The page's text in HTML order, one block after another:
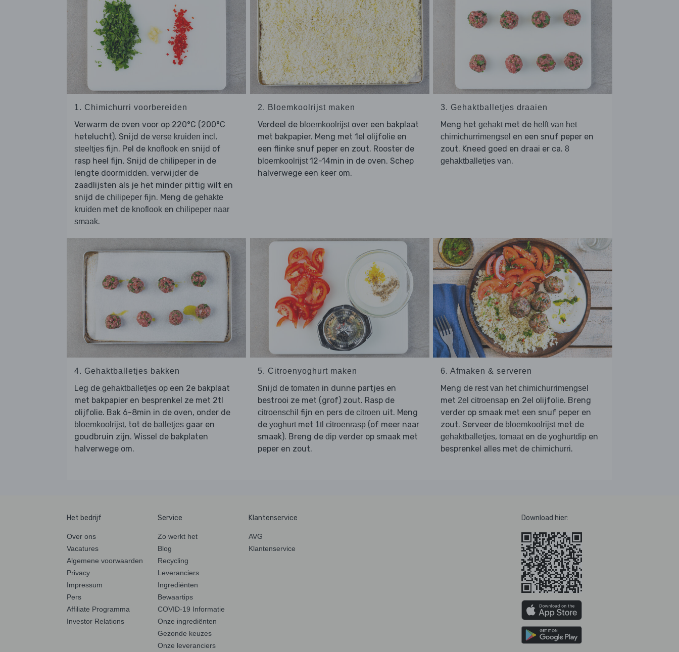
1. Chimichurri voorbereiden
Verwarm de oven voor op 220°C (200°C
hetelucht). Snijd de verse kruiden incl.
steeltjes fijn. Pel de knoflook en snijd of
rasp heel fijn. Snijd de chilipeper in de
lengte doormidden, verwijder de
zaadlijsten als je het minder pittig wilt en
snijd de chilipeper fijn. Meng de gehakte
kruiden met de knoflook en chilipeper naar
smaak.
2. Bloemkoolrijst maken
Verdeel de bloemkoolrijstover een bakplaat
met bakpapier. Meng met 1el olijfolie en
een flinke snuf peper en zout. Rooster de
bloemkoolrijst12-14min in de oven. Schep
halverwege een keer om.
3. Gehaktballetjes draaien
Meng het gehaktmet de helft van het
chimichurrimengsel en een snuf peper en
zout. Kneed goed en draai er ca. 8
gehaktballetjes van.
4. Gehaktballetjes bakken
Leg de gehaktballetjes op een 2e bakplaat
met bakpapier en besprenkel ze met 2tl
olijfolie. Bak 6-8min in de oven, onder de
bloemkoolrijst, tot de balletjes gaar en
goudbruin zijn. Wissel de bakplaten
halverwege om.
5. Citroenyoghurt maken
Snijd de tomaten in dunne partjes en
bestrooi ze met (grof) zout. Rasp de
citroenschil fijn en pers de citroen uit. Meng
de yoghurtmet 1tl citroenrasp(of meer naar
smaak). Breng de dipverder op smaak met
peper en zout.
6. Afmaken & serveren
Meng de rest van het chimichurrimengsel
met 2el citroensap en 2el olijfolie. Breng
verder op smaak met een snuf peper en
zout. Serveer de bloemkoolrijst met de
gehaktballetjes, tomaat en de yoghurtdip en
besprenkel alles met de chimichurri.
Het bedrijf
Over ons
Vacatures
Algemene voorwaarden
Privacy
Impressum
Pers
Affiliate Programma
Investor Relations
Service
Zo werkt het
Blog
Recycling
Leveranciers
Ingrediënten
Bewaartips
COVID-19 Informatie
Onze ingrediënten
Gezonde keuzes
Onze leveranciers
Klantenservice
AVG
Klantenservice
Download hier: